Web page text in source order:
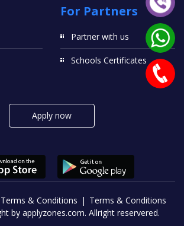
For Partners
Partner with us
Schools Certificates
Apply now
Terms & Conditions
Terms & Conditions
by applyzones.com. Allright reservered.